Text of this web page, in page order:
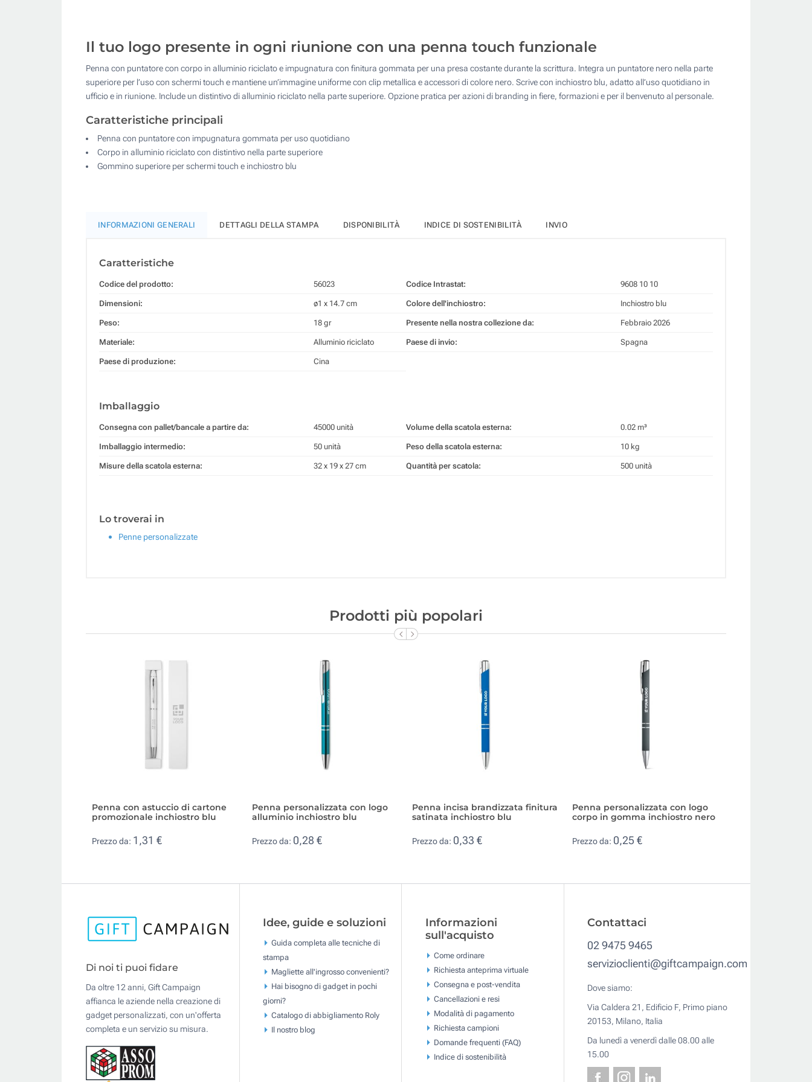
Senza stampa
1700
3400
Quantità desiderata :
Il tuo logo presente in ogni riunione con una penna touch funzionale
Penna con puntatore con corpo in alluminio riciclato e impugnatura con finitura gommata per una presa costante durante la scrittura. Integra un puntatore nero nella parte
superiore per l’uso con schermi touch e mantiene un’immagine uniforme con clip metallica e accessori di colore nero. Scrive con inchiostro blu, adatto all’uso quotidiano in
ufficio e in riunione. Include un distintivo di alluminio riciclato nella parte superiore. Opzione pratica per azioni di branding in fiere, formazioni e per il benvenuto al personale.
Caratteristiche principali
Penna con puntatore con impugnatura gommata per uso quotidiano
Corpo in alluminio riciclato con distintivo nella parte superiore
Gommino superiore per schermi touch e inchiostro blu
INFORMAZIONI GENERALI DETTAGLI DELLA STAMPA DISPONIBILITÀ INDICE DI SOSTENIBILITÀ INVIO
Caratteristiche
Codice del prodotto: 56023
Dimensioni: ø1 x 14.7 cm
Peso: 18 gr
Materiale: Alluminio riciclato
Paese di produzione: Cina
Codice Intrastat: 9608 10 10
Colore dell'inchiostro: Inchiostro blu
Presente nella nostra collezione da: Febbraio 2026
Paese di invio: Spagna
Imballaggio
Consegna con pallet/bancale a partire da: 45000 unità
Imballaggio intermedio: 50 unità
Misure della scatola esterna: 32 x 19 x 27 cm
Volume della scatola esterna: 0.02 m³
Peso della scatola esterna: 10 kg
Quantità per scatola: 500 unità
Lo troverai in
Penne personalizzate
Prodotti più popolari
Penna con astuccio di cartone
promozionale inchiostro blu
Prezzo da: 1,31 €
Penna personalizzata con logo
alluminio inchiostro blu
Prezzo da: 0,28 €
Penna incisa brandizzata finitura
satinata inchiostro blu
Prezzo da: 0,33 €
Penna personalizzata con logo
corpo in gomma inchiostro nero
Prezzo da: 0,25 €
Di noi ti puoi fidare
Da oltre 12 anni, Gift Campaign
affianca le aziende nella creazione di
gadget personalizzati, con un'offerta
completa e un servizio su misura.
Idee, guide e soluzioni
Guida completa alle tecniche di
stampa
Magliette all'ingrosso convenienti?
Hai bisogno di gadget in pochi
giorni?
Catalogo di abbigliamento Roly
Il nostro blog
Informazioni
sull'acquisto
Come ordinare
Richiesta anteprima virtuale
Consegna e post-vendita
Cancellazioni e resi
Modalità di pagamento
Richiesta campioni
Domande frequenti (FAQ)
Indice di sostenibilità
Contattaci
02 9475 9465
servizioclienti@giftcampaign.com
Dove siamo:
Via Caldera 21, Edificio F, Primo piano
20153, Milano, Italia
Da lunedì a venerdì dalle 08.00 alle
15.00